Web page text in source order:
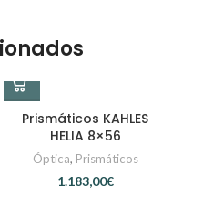
Prismáticos KAHLES
HELIA 8×56
Óptica, Prismáticos
€